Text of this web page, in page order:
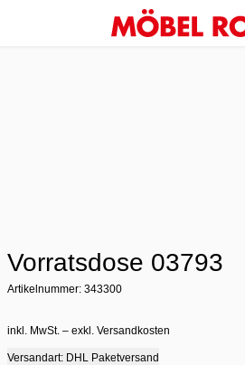
Vorratsdose 03793
Artikelnummer: 343300
inkl. MwSt. – exkl. Versandkosten
Versandart: DHL Paketversand